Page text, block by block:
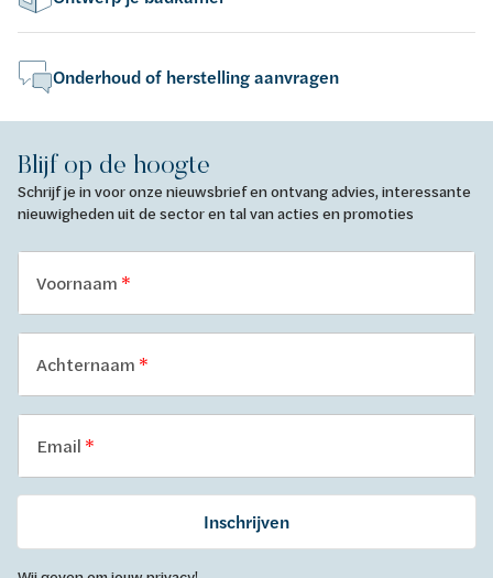
Onderhoud of herstelling aanvragen
Blijf op de hoogte
Schrijf je in voor onze nieuwsbrief en ontvang advies, interessante
nieuwigheden uit de sector en tal van acties en promoties
Voornaam
Achternaam
Email
Inschrijven